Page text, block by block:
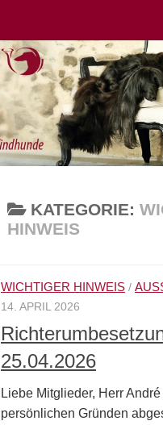
KATEGORIE:
HINWEIS
WICHTIGER HINWEIS /
14. APRIL 2026
25.04.2026
Liebe Mitglieder, Herr
persönlichen Gründen